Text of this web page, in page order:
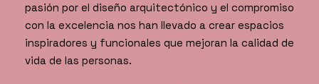
pasión por el diseño arquitectónico y el compromiso
con la excelencia nos han llevado a crear espacios
inspiradores y funcionales que mejoran la calidad de
vida de las personas.